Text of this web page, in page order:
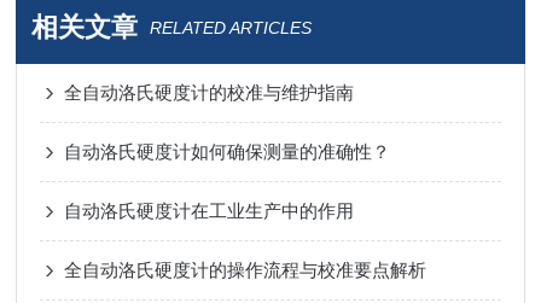
相关文章 RELATED ARTICLES
全自动洛氏硬度计的校准与维护指南
自动洛氏硬度计如何确保测量的准确性？
自动洛氏硬度计在工业生产中的作用
全自动洛氏硬度计的操作流程与校准要点解析